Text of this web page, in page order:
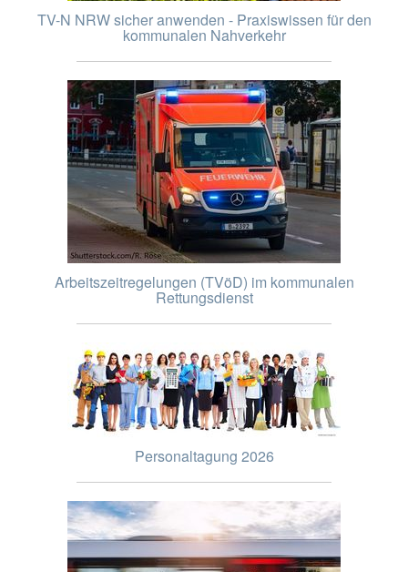
TV-N NRW sicher anwenden - Praxiswissen für den
kommunalen Nahverkehr
Arbeitszeitregelungen (TVöD) im kommunalen
Rettungsdienst
Personaltagung 2026